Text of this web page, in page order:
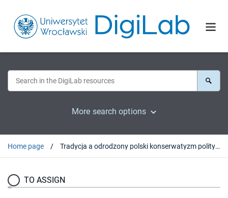
More search options
Home page Tradycja a odrodzony polski konserwatyzm polityczny po 1989 r.
TO ASSIGN